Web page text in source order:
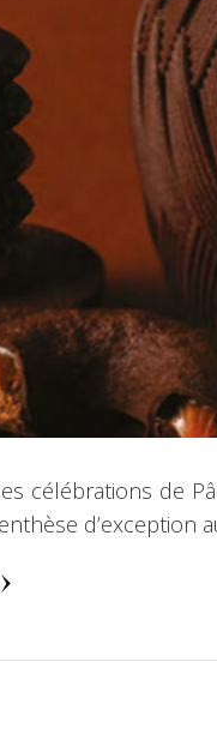
célébrations de
d’exception